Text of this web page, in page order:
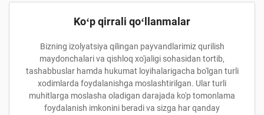
Koʻp qirrali qoʻllanmalar
Bizning izolyatsiya qilingan payvandlarimiz qurilish
maydonchalari va qishloq xo'jaligi sohasidan tortib,
tashabbuslar hamda hukumat loyihalarigacha bo'lgan turli
xodimlarda foydalanishga moslashtirilgan. Ular turli
muhitlarga moslasha oladigan darajada ko'p tomonlama
foydalanish imkonini beradi va sizga har qanday